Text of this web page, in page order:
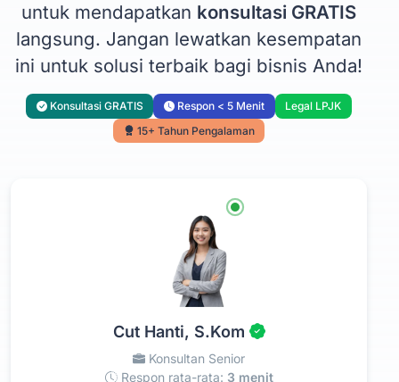
untuk mendapatkan konsultasi GRATIS
langsung. Jangan lewatkan kesempatan
ini untuk solusi terbaik bagi bisnis Anda!
Konsultasi GRATIS Respon < 5 Menit
Legal LPJK
15+ Tahun Pengalaman
Cut Hanti, S.Kom
Konsultan Senior
Respon rata-rata: 3 menit